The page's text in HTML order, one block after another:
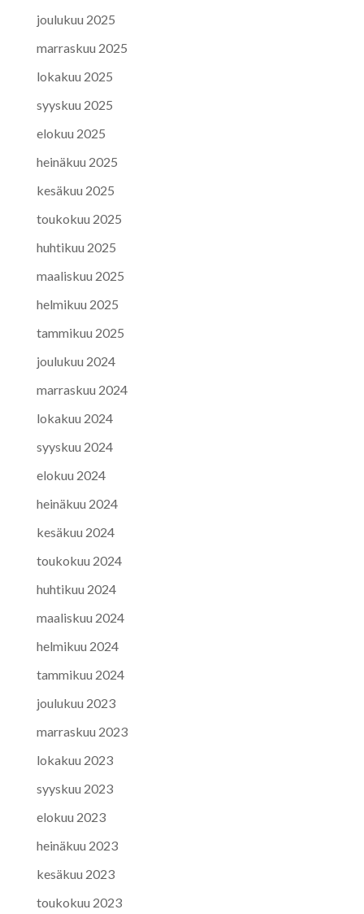
joulukuu 2025
marraskuu 2025
lokakuu 2025
syyskuu 2025
elokuu 2025
heinäkuu 2025
kesäkuu 2025
toukokuu 2025
huhtikuu 2025
maaliskuu 2025
helmikuu 2025
tammikuu 2025
joulukuu 2024
marraskuu 2024
lokakuu 2024
syyskuu 2024
elokuu 2024
heinäkuu 2024
kesäkuu 2024
toukokuu 2024
huhtikuu 2024
maaliskuu 2024
helmikuu 2024
tammikuu 2024
joulukuu 2023
marraskuu 2023
lokakuu 2023
syyskuu 2023
elokuu 2023
heinäkuu 2023
kesäkuu 2023
toukokuu 2023